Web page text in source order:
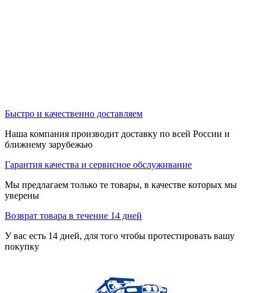
Быстро и качественно доставляем
Наша компания производит доставку по всей России и
ближнему зарубежью
Гарантия качества и сервисное обслуживание
Мы предлагаем только те товары, в качестве которых мы
уверены
Возврат товара в течение 14 дней
У вас есть 14 дней, для того чтобы протестировать вашу
покупку